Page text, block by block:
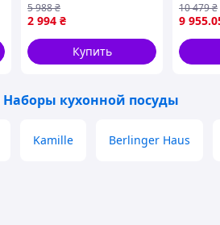
2518, Комплект
металлических
кастрюль JU-10
2 994 ₴
5 988₴
Купить
і
406W
9 955
10 479₴
Наборы кухонной посуды
Kamille Berlinger Haus